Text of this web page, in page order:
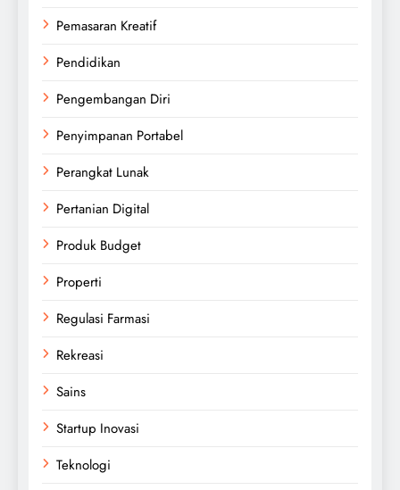
Pemasaran Kreatif
Pendidikan
Pengembangan Diri
Penyimpanan Portabel
Perangkat Lunak
Pertanian Digital
Produk Budget
Properti
Regulasi Farmasi
Rekreasi
Sains
Startup Inovasi
Teknologi